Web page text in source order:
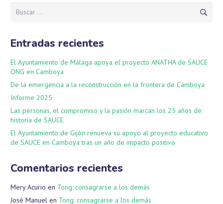
Entradas recientes
El Ayuntamiento de Málaga apoya el proyecto ANATHA de SAUCE
ONG en Camboya
De la emergencia a la reconstrucción en la frontera de Camboya
Informe 2025
Las personas, el compromiso y la pasión marcan los 25 años de
historia de SAUCE
El Ayuntamiento de Gijón renueva su apoyo al proyecto educativo
de SAUCE en Camboya tras un año de impacto positivo
Comentarios recientes
Mery Acurio en Tong: consagrarse a los demás
José Manuel en Tong: consagrarse a los demás